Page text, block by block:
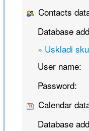
Contacts
Database
» Uskladi
User name:
Password:
Calendar
Database